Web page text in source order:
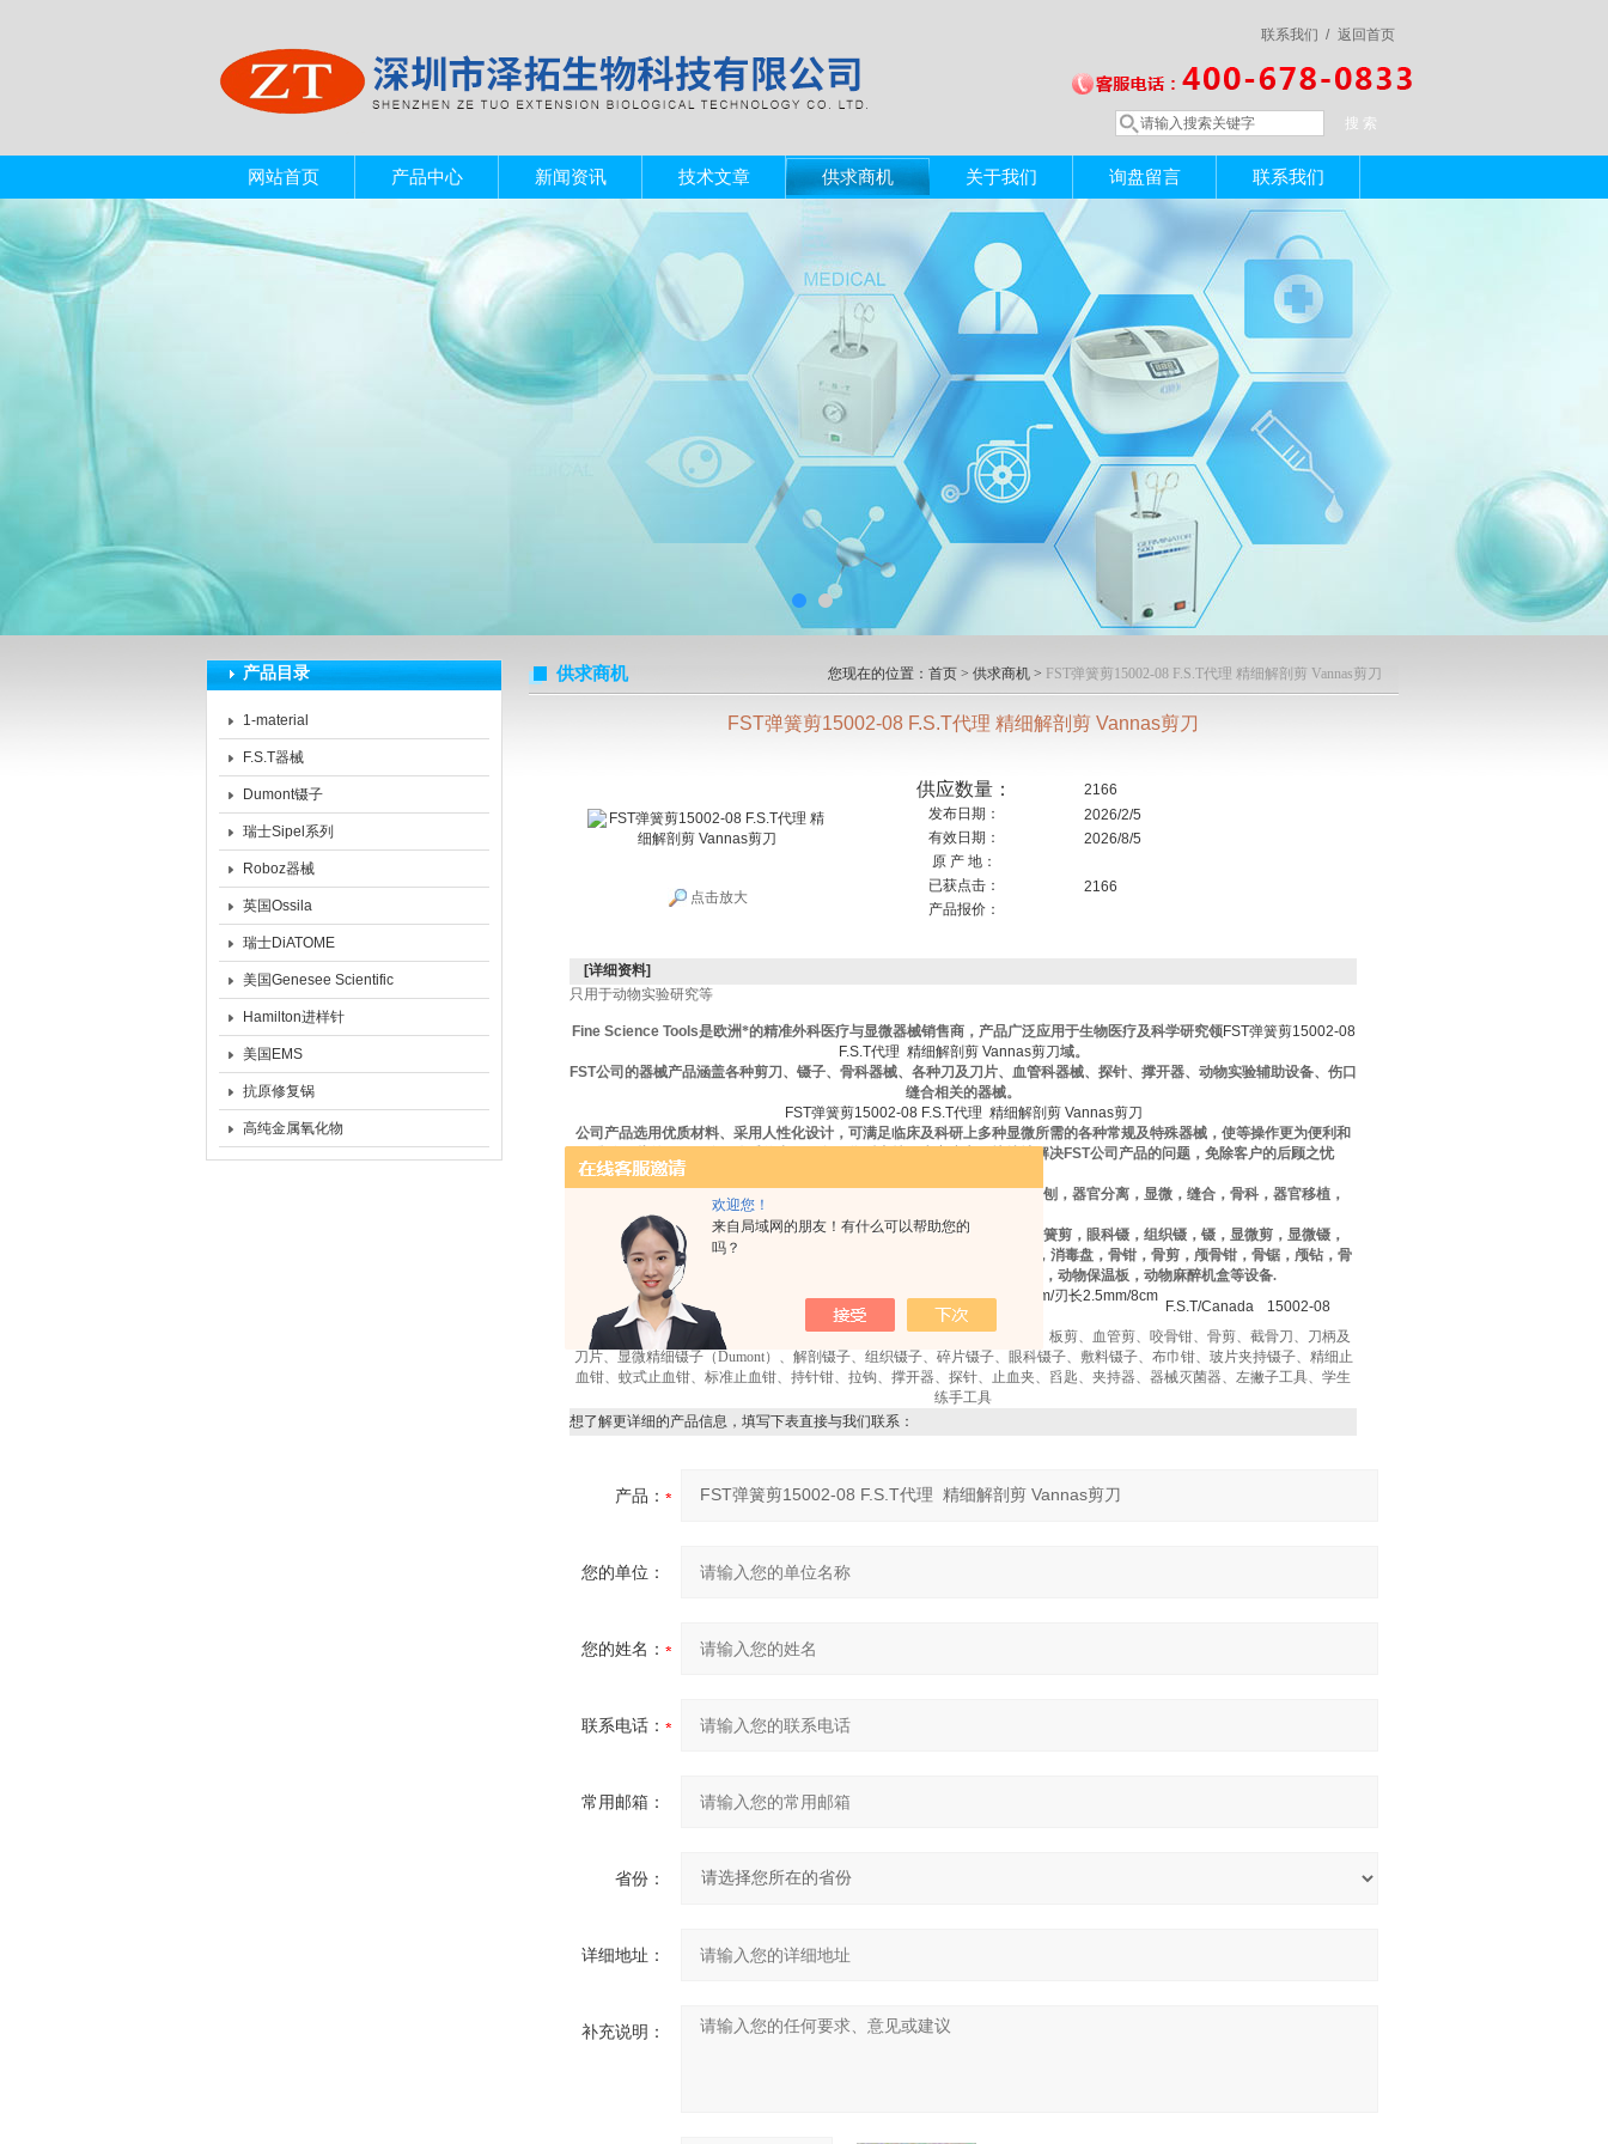
欢迎您！
来自局域网的朋友！有什么可以帮助您的
吗？
深圳市泽拓生物科技有限公司
返回首页
联系我们 /
网站首页 产品中心 新闻资讯 技术文章 供求商机 关于我们 询盘留言 联系我们
产品目录
1-material
F.S.T器械
Dumont镊子
瑞士Sipel系列
Roboz器械
英国Ossila
瑞士DiATOME
美国Genesee Scientific
Hamilton进样针
美国EMS
抗原修复锅
高纯金属氧化物
供求商机 您现在的位置： 首页 > 供求商机 > FST弹簧剪15002-08 F.S.T代理 精细解剖剪 Vannas剪刀
FST弹簧剪15002-08 F.S.T代理 精细解剖剪 Vannas剪刀
点击放大
供应数量：
2166
发布日期：
2026/2/5
有效日期：
2026/8/5
原 产 地：
已获点击：
2166
产品报价：
[详细资料]
只用于动物实验研究等
Fine Science Tools是欧洲*的精准外科医疗与显微器械销售商，产品广泛应用于生物医疗及科学研究领FST弹簧剪15002-08
F.S.T代理 精细解剖剪 Vannas剪刀域。
FST公司的器械产品涵盖各种剪刀、镊子、骨科器械、各种刀及刀片、血管科器械、探针、撑开器、动物实验辅助设备、伤口
缝合相关的器械。
FST弹簧剪15002-08 F.S.T代理 精细解剖剪 Vannas剪刀
公司产品选用优质材料、采用人性化设计，可满足临床及科研上多种显微所需的各种常规及特殊器械，使等操作更为便利和
公司优秀的产品服务于售后支持可为客户方便快捷地解决FST公司产品的问题，免除客户的后顾之忧
FST弹簧剪15002-08 F.S.T代理 精细解剖剪 Vannas剪刀
大小鼠器械，有多种规格和款式，适合对大鼠小鼠进行多种操作：
基本，解刨，器官分离，显微，缝合，骨科，器官移植，
植管埋电极等等
剪，组织剪，眼科剪，显微剪，解刨剪，精细剪，直头解刨剪，弯头剪，弹簧剪，眼科镊，组织镊，镊，显微剪，显微镊，
显微止血钳，血管夹/止血夹，皮肤缝合器/伤口缝合器等，缝合针，缝合线，消毒盘，骨钳，骨剪，颅骨钳，骨锯，颅钻，骨
钻，颅骨钻头，刀，刀柄，刀片，还有大小鼠开胸器，器官插管，血管插管，动物保温板，动物麻醉机盒等设备.
弹簧剪-斜角弯/8cm
斜角弯/尖&尖头直径0.075mm/刃长2.5mm/8cm
长
F.S.T/Canada
15002-08
FST器械明细
：显微弹簧剪、VANNAS剪刀、精细剪、解剖剪、剪、线剪、板剪、血管剪、咬骨钳、骨剪、截骨刀、刀柄及
刀片、显微精细镊子（Dumont）、解剖镊子、组织镊子、碎片镊子、眼科镊子、敷料镊子、布巾钳、玻片夹持镊子、精细止
血钳、蚊式止血钳、标准止血钳、持针钳、拉钩、撑开器、探针、止血夹、舀匙、夹持器、器械灭菌器、左撇子工具、学生
练手工具
想了解更详细的产品信息，填写下表直接与我们联系：
产品：
您的单位：
您的姓名：
联系电话：
常用邮箱：
省份：
详细地址：
补充说明：